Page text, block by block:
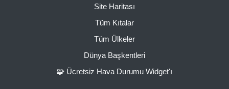
Site Haritası
Tüm Kıtalar
Tüm Ülkeler
Dünya Başkentleri
🧩 Ücretsiz Hava Durumu Widget'ı